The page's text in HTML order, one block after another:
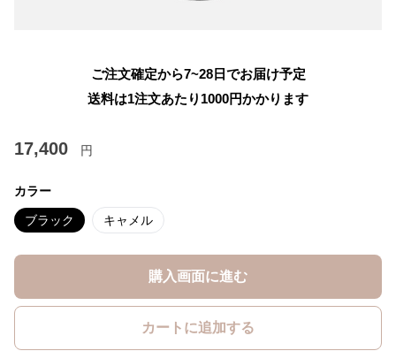
ご注文確定から7~28日でお届け予定
送料は1注文あたり 1000円かかります
17,400 円
カラー
ブラック キャメル
購入画面に進む
カートに追加する